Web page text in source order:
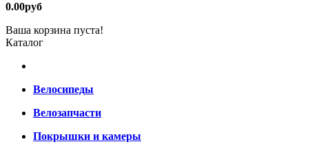
0.00руб
Ваша корзина пуста!
Каталог
Велосипеды
Велозапчасти
Покрышки и камеры